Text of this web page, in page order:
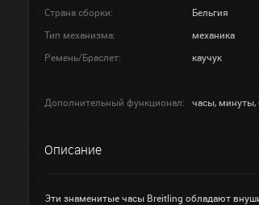
Страна сборки:
Бельгия
Тип механизма:
механика
Ремень/Браслет:
каучук
Дополнительный функционал:
часы, минуты,
Описание
Эти знаменитые часы Breitling обладают